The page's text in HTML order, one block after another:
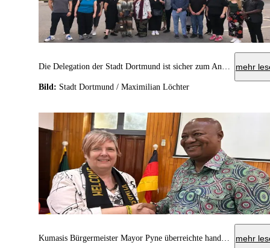
Die Delegation der Stadt Dortmund ist sicher zum Antrittsbesuch in Dortmunds neuer Partnerstadt Kumasi angekommen. mehr
Bild: Stadt Dortmund / Maximilian Löchter
Kumasis Bürgermeister Mayor Pyne überreichte handgefertigte Kumasi-Schals an die Delegationsteilnehmer*innen. mehr